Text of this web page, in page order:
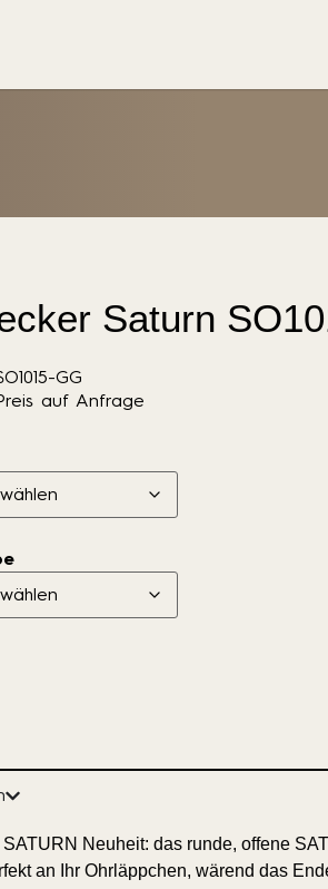
Saturn
GG
auf Anfrage
SATURN Neuheit: das runde, offene
an Ihr Ohrläppchen, wärend das